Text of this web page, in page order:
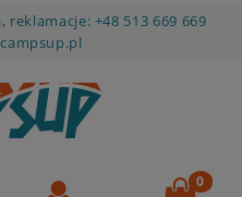
+48 513 669 669